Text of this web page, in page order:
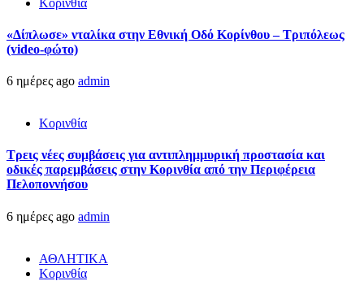
«Δίπλωσε» νταλίκα στην Εθνική Oδό Κορίνθου – Τριπόλεως
(video-φώτο)
6 ημέρες ago admin
Κορινθία
Τρεις νέες συμβάσεις για αντιπλημμυρική προστασία και
οδικές παρεμβάσεις στην Κορινθία από την Περιφέρεια
Πελοποννήσου
6 ημέρες ago admin
ΑΘΛΗΤΙΚΑ
Κορινθία